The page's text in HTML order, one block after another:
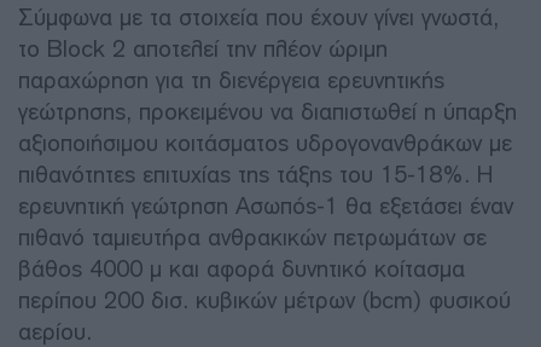
Σύμφωνα με τα στοιχεία που έχουν γίνει γνωστά,
το Block 2 αποτελεί την πλέον ώριμη
παραχώρηση για τη διενέργεια ερευνητικής
γεώτρησης, προκειμένου να διαπιστωθεί η ύπαρξη
αξιοποιήσιμου κοιτάσματος υδρογονανθράκων με
πιθανότητες επιτυχίας της τάξης του 15-18%. Η
ερευνητική γεώτρηση Ασωπός-1 θα εξετάσει έναν
πιθανό ταμιευτήρα ανθρακικών πετρωμάτων σε
βάθος 4000 μ και αφορά δυνητικό κοίτασμα
περίπου 200 δισ. κυβικών μέτρων (bcm) φυσικού
αερίου.